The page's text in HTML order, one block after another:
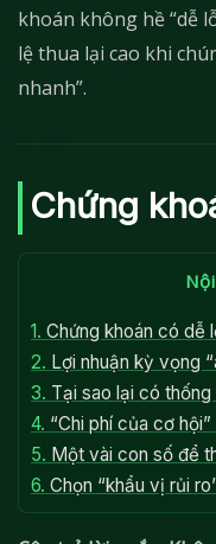
khoán không hề “dễ
lệ thua lại cao khi
nhanh”.
Chứng
1. Chứng khoán có dễ
2. Lợi nhuận kỳ vọng
3. Tại sao lại có
4. “Chi phí của cơ
5. Một vài con số để
6. Chọn “khẩu vị rủi